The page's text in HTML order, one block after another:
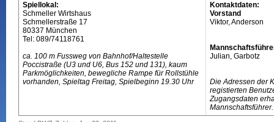
Spiellokal:
Schmeller Wirtshaus
Schmellerstraße 17
80337 München
Tel: 089/74118761
ca. 100 m Fussweg von Bahnhof/Haltestelle
Poccistraße (U3 und U6, Bus 152 und 131), kaum
Parkmöglichkeiten, bewegliche Rampe für Rollstühle
vorhanden, Spieltag Freitag, Spielbeginn 19.30 Uhr
Kontaktdaten:
Vorstand
Viktor, Anderson
Julian, Garbotz
Die Adressen der
registierten
Zugangsdaten
Mannschaftsführer.